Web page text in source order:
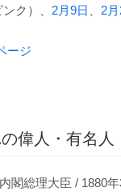
ンク）、 2月9日 2
ージ
偉人・有名人
閣総理大臣 / 1880